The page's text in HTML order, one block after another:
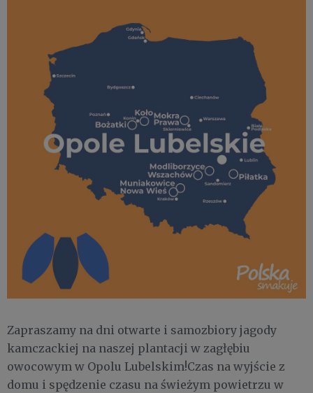
Zapraszamy na dni otwarte i samozbiory jagody
kamczackiej na naszej plantacji w zagłębiu
owocowym w Opolu Lubelskim!Czas na wyjście z
domu i spędzenie czasu na świeżym powietrzu w